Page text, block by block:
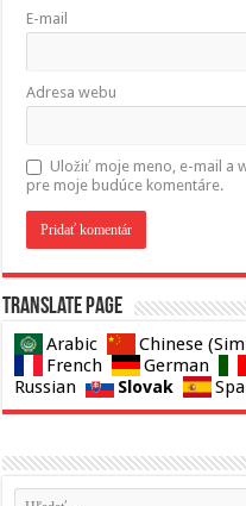
E-mail
Adresa webu
Uložiť moje meno, e-mail a
pre moje budúce komentáre.
Translate page
Arabic Chinese
French
German
Russian
Slovak